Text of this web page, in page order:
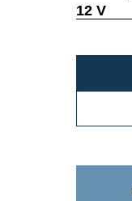
12 V